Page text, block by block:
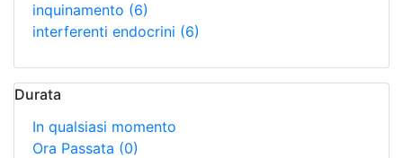
inquinamento (6)
interferenti endocrini (6)
Durata
In qualsiasi momento
Ora Passata (0)